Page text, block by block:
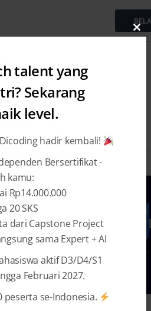
talent yang
Sekarang
level.
hadir kembali!
Bersertifikat -
kamu:
Rp14.000.000
20 SKS
dari Capstone Project
sama Expert + AI
aktif D3/D4/S1
Februari 2027.
peserta se-Indonesia.